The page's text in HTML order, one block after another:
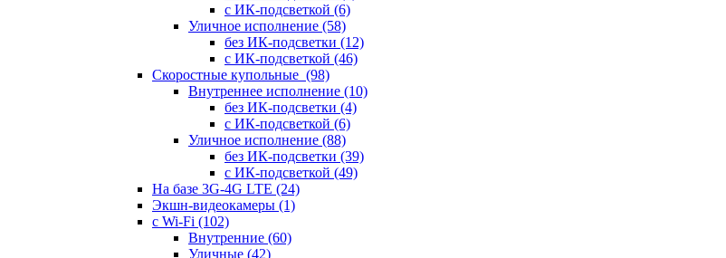
с ИК-подсветкой (6)
Уличное исполнение (58)
без ИК-подсветки (12)
с ИК-подсветкой (46)
Скоростные купольные (98)
Внутреннее исполнение (10)
без ИК-подсветки (4)
с ИК-подсветкой (6)
Уличное исполнение (88)
без ИК-подсветки (39)
с ИК-подсветкой (49)
На базе 3G-4G LTE (24)
Экшн-видеокамеры (1)
с Wi-Fi (102)
Внутренние (60)
Уличные (42)